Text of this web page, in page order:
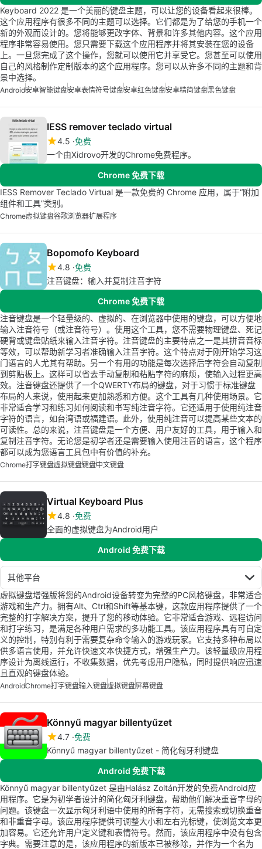
Keyboard 2022 是一个美丽的键盘主题，可以让您的设备看起来很棒。
这个应用程序有很多不同的主题可以选择。它们都是为了给您的手机一个
新的外观而设计的。您将能够更改字体、背景和许多其他内容。这个应用
程序非常容易使用。您只需要下载这个应用程序并将其安装在您的设备
上。一旦您完成了这个操作，您就可以使用它并享受它。您甚至可以使用
自己的风格制作定制版本的这个应用程序。您可以从许多不同的主题和背
景中选择。
Android安卓智能键盘安卓表情符号键盘安卓红色键盘安卓精简键盘黑色键盘
IESS remover teclado virtual
4.5 免费
一个由Xidrovo开发的Chrome免费程序。
Chrome 免费下载
IESS Remover Teclado Virtual 是一款免费的 Chrome 应用，属于“附加
组件和工具”类别。
Chrome虚拟键盘谷歌浏览器扩展程序
Bopomofo Keyboard
4.8 免费
注音键盘：输入并复制注音字符
Chrome 免费下载
注音键盘是一个轻量级的、虚拟的、在浏览器中使用的键盘，可以方便地
输入注音符号（或注音符号）。使用这个工具，您不需要物理键盘、死记
硬背或键盘贴纸来输入注音字符。注音键盘的主要特点之一是其拼音音标
等效，可以帮助新学习者准确输入注音字符。这个特点对于刚开始学习这
门语言的人尤其有帮助。另一个有用的功能是每次选择后字符会自动复制
到剪贴板上。这样可以省去手动复制和粘贴字符的麻烦，使输入过程更高
效。注音键盘还提供了一个QWERTY布局的键盘，对于习惯于标准键盘
布局的人来说，使用起来更加熟悉和方便。这个工具有几种使用场景。它
非常适合学习和练习如何阅读和书写纯注音字符。它还适用于使用纯注音
字符的语言，如台湾语或福建语。此外，使用纯注音可以提高某些文本的
可读性。总的来说，注音键盘是一个方便、用户友好的工具，用于输入和
复制注音字符。无论您是初学者还是需要输入使用注音的语言，这个程序
都可以成为您语言工具包中有价值的补充。
Chrome打字键盘虚拟键盘键盘中文键盘
Virtual Keyboard Plus
4.8 免费
全面的虚拟键盘为Android用户
Android 免费下载
其他平台
虚拟键盘增强版将您的Android设备转变为完整的PC风格键盘，非常适合
游戏和生产力。拥有Alt、Ctrl和Shift等基本键，这款应用程序提供了一个
完整的打字解决方案，提升了您的移动体验。它非常适合游戏、远程访问
和打字练习，是满足各种用户需求的多功能工具。该应用程序具有可自定
义的控制，特别有利于需要复杂命令输入的游戏玩家。它支持多种布局以
供多语言使用，并允许快速文本快捷方式，增强生产力。该轻量级应用程
序设计为离线运行，不收集数据，优先考虑用户隐私，同时提供响应迅速
且直观的键盘体验。
AndroidChrome打字键盘输入键盘虚拟键盘屏幕键盘
Könnyű magyar billentyűzet
4.7 免费
Könnyű magyar billentyűzet - 简化匈牙利键盘
Android 免费下载
Könnyű magyar billentyűzet 是由Halász Zoltán开发的免费Android应
用程序。它是为初学者设计的简化匈牙利键盘，帮助他们解决重音字母的
问题。该键盘一次显示匈牙利语中使用的所有字符，无需搜索或切换重音
和非重音字母。该应用程序提供可调整大小和左右光标键，使浏览文本更
加容易。它还允许用户定义键和表情符号。然而，该应用程序中没有包含
字典。需要注意的是，该应用程序的新版本已被移除，并作为一个名为